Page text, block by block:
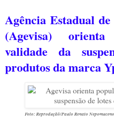
Agência Estadual
(Agevisa)
validade da
produtos da marca
Foto: Reproduçãõ/Paulo Renato Nepomuceno